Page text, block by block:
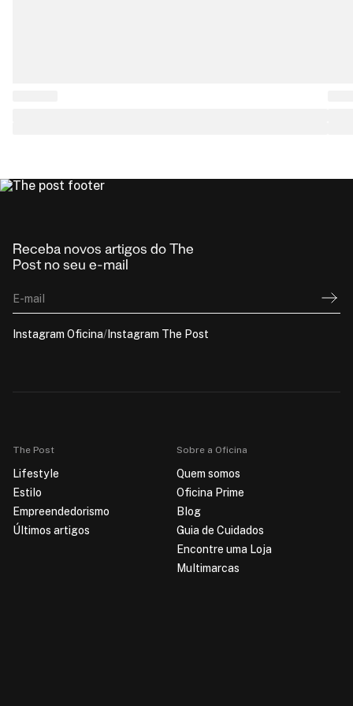
Receba novos artigos do The
Post no seu e-mail
E-mail
Instagram Oficina/Instagram The Post
The Post
Lifestyle
Estilo
Empreendedorismo
Últimos artigos
Sobre a Oficina
Quem somos
Oficina Prime
Blog
Guia de Cuidados
Encontre uma Loja
Multimarcas